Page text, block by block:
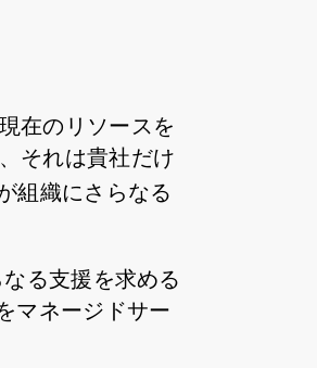
在のリソースを
それは貴社だけ
組織にさらなる
る支援を求める
マネージドサー